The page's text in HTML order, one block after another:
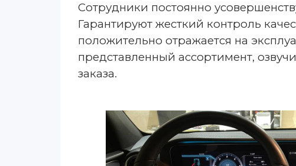
Сотрудники постоянно
Гарантируют жесткий контроль
положительно отражается на
представленный ассортимент,
заказа.